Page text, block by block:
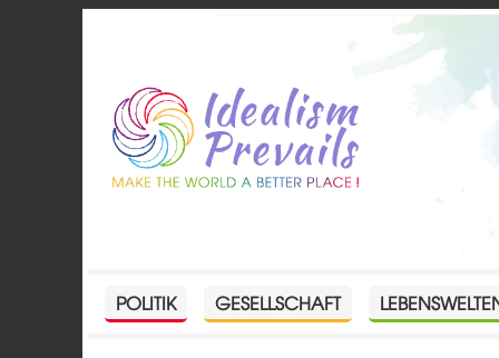
POLITIK GESELLSCHAFT